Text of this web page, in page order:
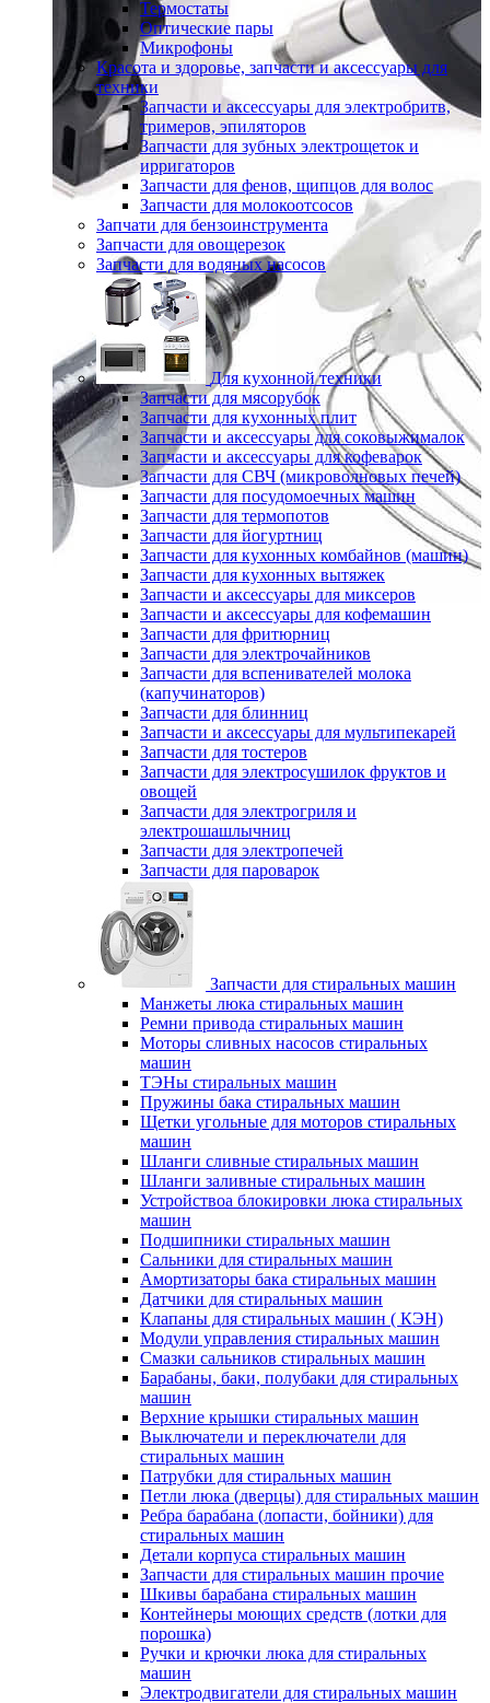
Термостаты
Оптические пары
Микрофоны
Красота и здоровье, запчасти и аксессуары для
техники
Запчасти и аксессуары для электробритв,
тримеров, эпиляторов
Запчасти для зубных электрощеток и
ирригаторов
Запчасти для фенов, щипцов для волос
Запчасти для молокоотсосов
Запчати для бензоинструмента
Запчасти для овощерезок
Запчасти для водяных насосов
Для кухонной техники
Запчасти для мясорубок
Запчасти для кухонных плит
Запчасти и аксессуары для соковыжималок
Запчасти и аксессуары для кофеварок
Запчасти для СВЧ (микроволновых печей)
Запчасти для посудомоечных машин
Запчасти для термопотов
Запчасти для йогуртниц
Запчасти для кухонных комбайнов (машин)
Запчасти для кухонных вытяжек
Запчасти и аксессуары для миксеров
Запчасти и аксессуары для кофемашин
Запчасти для фритюрниц
Запчасти для электрочайников
Запчасти для вспенивателей молока
(капучинаторов)
Запчасти для блинниц
Запчасти и аксессуары для мультипекарей
Запчасти для тостеров
Запчасти для электросушилок фруктов и
овощей
Запчасти для электрогриля и
электрошашлычниц
Запчасти для электропечей
Запчасти для пароварок
Запчасти для стиральных машин
Манжеты люка стиральных машин
Ремни привода стиральных машин
Моторы сливных насосов стиральных
машин
ТЭНы стиральных машин
Пружины бака стиральных машин
Щетки угольные для моторов стиральных
машин
Шланги сливные стиральных машин
Шланги заливные стиральных машин
Устройствоа блокировки люка стиральных
машин
Подшипники стиральных машин
Сальники для стиральных машин
Амортизаторы бака стиральных машин
Датчики для стиральных машин
Клапаны для стиральных машин ( КЭН)
Модули управления стиральных машин
Смазки сальников стиральных машин
Барабаны, баки, полубаки для стиральных
машин
Верхние крышки стиральных машин
Выключатели и переключатели для
стиральных машин
Патрубки для стиральных машин
Петли люка (дверцы) для стиральных машин
Ребра барабана (лопасти, бойники) для
стиральных машин
Детали корпуса стиральных машин
Запчасти для стиральных машин прочие
Шкивы барабана стиральных машин
Контейнеры моющих средств (лотки для
порошка)
Ручки и крючки люка для стиральных
машин
Электродвигатели для стиральных машин